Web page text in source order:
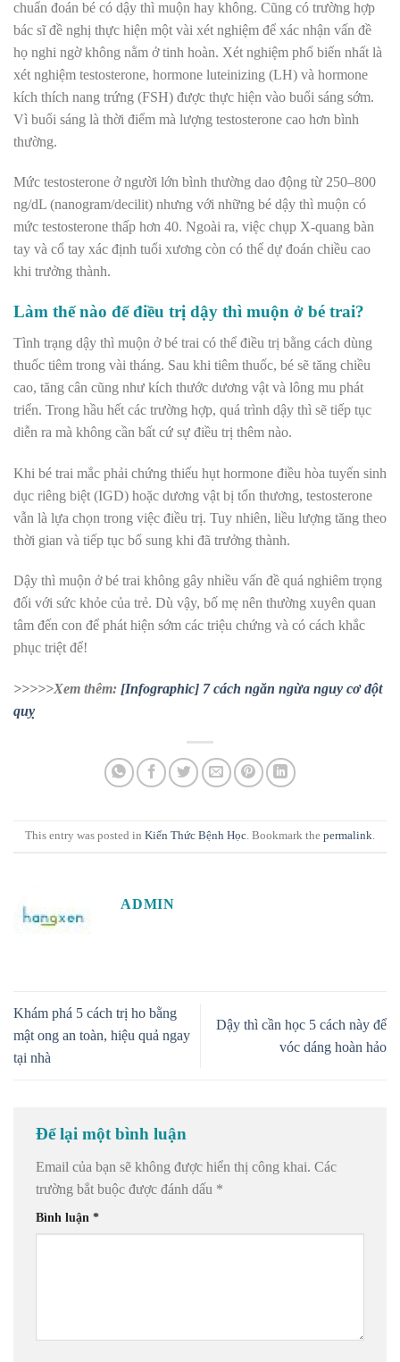
chuẩn đoán bé có dậy thì muộn hay không. Cũng có trường hợp
bác sĩ đề nghị thực hiện một vài xét nghiệm để xác nhận vấn đề
họ nghi ngờ không nằm ở tinh hoàn. Xét nghiệm phổ biến nhất là
xét nghiệm testosterone, hormone luteinizing (LH) và hormone
kích thích nang trứng (FSH) được thực hiện vào buổi sáng sớm.
Vì buổi sáng là thời điểm mà lượng testosterone cao hơn bình
thường.
Mức testosterone ở người lớn bình thường dao động từ 250–800
ng/dL (nanogram/decilit) nhưng với những bé dậy thì muộn có
mức testosterone thấp hơn 40. Ngoài ra, việc chụp X-quang bàn
tay và cổ tay xác định tuổi xương còn có thể dự đoán chiều cao
khi trưởng thành.
Làm thế nào để điều trị dậy thì muộn ở bé trai?
Tình trạng dậy thì muộn ở bé trai có thể điều trị bằng cách dùng
thuốc tiêm trong vài tháng. Sau khi tiêm thuốc, bé sẽ tăng chiều
cao, tăng cân cũng như kích thước dương vật và lông mu phát
triển. Trong hầu hết các trường hợp, quá trình dậy thì sẽ tiếp tục
diễn ra mà không cần bất cứ sự điều trị thêm nào.
Khi bé trai mắc phải chứng thiếu hụt hormone điều hòa tuyến sinh
dục riêng biệt (IGD) hoặc dương vật bị tổn thương, testosterone
vẫn là lựa chọn trong việc điều trị. Tuy nhiên, liều lượng tăng theo
thời gian và tiếp tục bổ sung khi đã trưởng thành.
Dậy thì muộn ở bé trai không gây nhiều vấn đề quá nghiêm trọng
đối với sức khỏe của trẻ. Dù vậy, bố mẹ nên thường xuyên quan
tâm đến con để phát hiện sớm các triệu chứng và có cách khắc
phục triệt để!
>>>>>Xem thêm: [Infographic] 7 cách ngăn ngừa nguy cơ đột
quỵ
This entry was posted in Kiến Thức Bệnh Học. Bookmark the permalink.
ADMIN
Khám phá 5 cách trị ho bằng
mật ong an toàn, hiệu quả ngay
tại nhà
Dậy thì cần học 5 cách này để
vóc dáng hoàn hảo
Để lại một bình luận
Email của bạn sẽ không được hiển thị công khai. Các
trường bắt buộc được đánh dấu *
Bình luận *